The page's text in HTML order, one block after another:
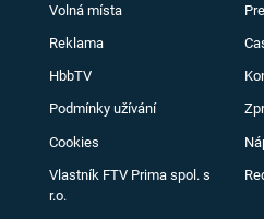
Volná místa
Reklama
HbbTV
Podmínky užívání
Cookies
Vlastník FTV Prima spol. s
r.o.